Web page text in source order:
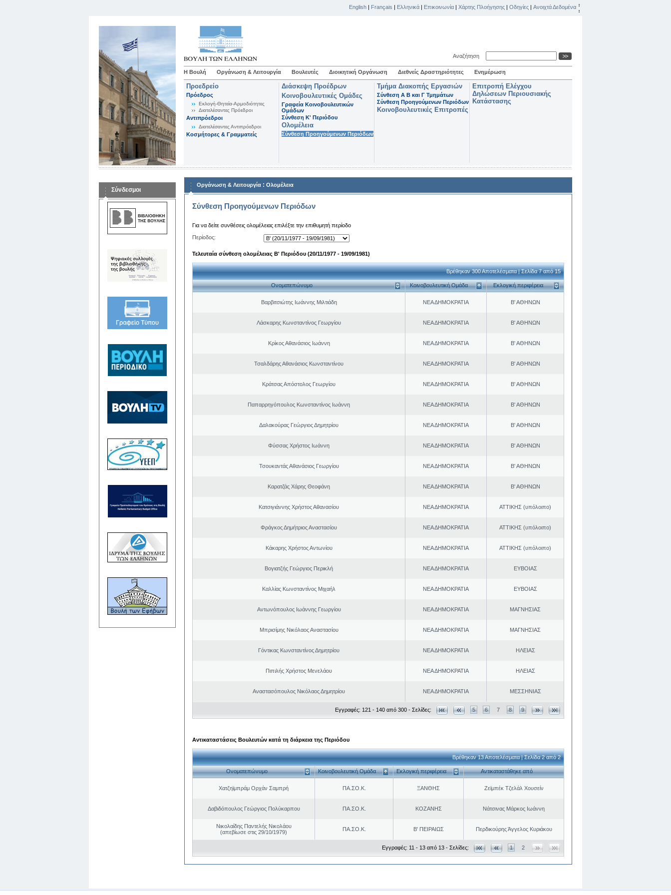
English | Français | Ελληνικά | Επικοινωνία | Χάρτης Πλοήγησης | Οδηγίες | Ανοιχτά Δεδομένα
Αναζήτηση
Η Βουλή Οργάνωση & Λειτουργία Βουλευτές Διοικητική Οργάνωση Διεθνείς Δραστηριότητες Ενημέρωση
Προεδρείο
Πρόεδρος
Εκλογή-Θητεία-Αρμοδιότητες
Διατελέσαντες Πρόεδροι
Αντιπρόεδροι
Διατελέσαντες Αντιπρόεδροι
Κοσμήτορες & Γραμματείς
Διάσκεψη Προέδρων
Κοινοβουλευτικές Ομάδες
Γραφεία Κοινοβουλευτικών
Ομάδων
Σύνθεση K' Περιόδου
Ολομέλεια
Σύνθεση Προηγούμενων Περιόδων
Τμήμα Διακοπής Εργασιών
Σύνθεση Α Β και Γ Τμημάτων
Σύνθεση Προηγούμενων Περιόδων
Κοινοβουλευτικές Επιτροπές
Επιτροπή Ελέγχου
Δηλώσεων Περιουσιακής
Κατάστασης
Σύνδεσμοι
Οργάνωση & Λειτουργία : Ολομέλεια
Σύνθεση Προηγούμενων Περιόδων
Για να δείτε συνθέσεις ολομέλειας επιλέξτε την επιθυμητή περίοδο
Περίοδος:
Τελευταία σύνθεση ολομέλειας Β' Περιόδου (20/11/1977 - 19/09/1981)
Βρέθηκαν 300 Αποτελέσματα | Σελίδα 7 από 15
Ονοματεπώνυμο Κοινοβουλευτική Ομάδα Εκλογική περιφέρεια
Βαρβιτσιώτης Ιωάννης Μιλτιάδη ΝΕΑ ΔΗΜΟΚΡΑΤΙΑ Β' ΑΘΗΝΩΝ
Λάσκαρης Κωνσταντίνος Γεωργίου ΝΕΑ ΔΗΜΟΚΡΑΤΙΑ Β' ΑΘΗΝΩΝ
Κρίκος Αθανάσιος Ιωάννη ΝΕΑ ΔΗΜΟΚΡΑΤΙΑ Β' ΑΘΗΝΩΝ
Τσαλδάρης Αθανάσιος Κωνσταντίνου ΝΕΑ ΔΗΜΟΚΡΑΤΙΑ Β' ΑΘΗΝΩΝ
Κράτσας Απόστολος Γεωργίου ΝΕΑ ΔΗΜΟΚΡΑΤΙΑ Β' ΑΘΗΝΩΝ
Παπαρρηγόπουλος Κωνσταντίνος Ιωάννη ΝΕΑ ΔΗΜΟΚΡΑΤΙΑ Β' ΑΘΗΝΩΝ
Δαλακούρας Γεώργιος Δημητρίου ΝΕΑ ΔΗΜΟΚΡΑΤΙΑ Β' ΑΘΗΝΩΝ
Φύσσας Χρήστος Ιωάννη ΝΕΑ ΔΗΜΟΚΡΑΤΙΑ Β' ΑΘΗΝΩΝ
Τσουκαντάς Αθανάσιος Γεωργίου ΝΕΑ ΔΗΜΟΚΡΑΤΙΑ Β' ΑΘΗΝΩΝ
Καρατζάς Χάρης Θεοφάνη ΝΕΑ ΔΗΜΟΚΡΑΤΙΑ Β' ΑΘΗΝΩΝ
Κατσιγιάννης Χρήστος Αθανασίου ΝΕΑ ΔΗΜΟΚΡΑΤΙΑ ΑΤΤΙΚΗΣ (υπόλοιπο)
Φράγκος Δημήτριος Αναστασίου ΝΕΑ ΔΗΜΟΚΡΑΤΙΑ ΑΤΤΙΚΗΣ (υπόλοιπο)
Κάκαρης Χρήστος Αντωνίου ΝΕΑ ΔΗΜΟΚΡΑΤΙΑ ΑΤΤΙΚΗΣ (υπόλοιπο)
Βογιατζής Γεώργιος Περικλή ΝΕΑ ΔΗΜΟΚΡΑΤΙΑ ΕΥΒΟΙΑΣ
Καλλίας Κωνσταντίνος Μιχαήλ ΝΕΑ ΔΗΜΟΚΡΑΤΙΑ ΕΥΒΟΙΑΣ
Αντωνόπουλος Ιωάννης Γεωργίου ΝΕΑ ΔΗΜΟΚΡΑΤΙΑ ΜΑΓΝΗΣΙΑΣ
Μπρισίμης Νικόλαος Αναστασίου ΝΕΑ ΔΗΜΟΚΡΑΤΙΑ ΜΑΓΝΗΣΙΑΣ
Γόντικας Κωνσταντίνος Δημητρίου ΝΕΑ ΔΗΜΟΚΡΑΤΙΑ ΗΛΕΙΑΣ
Πιπιλής Χρήστος Μενελάου ΝΕΑ ΔΗΜΟΚΡΑΤΙΑ ΗΛΕΙΑΣ
Αναστασόπουλος Νικόλαος Δημητρίου ΝΕΑ ΔΗΜΟΚΡΑΤΙΑ ΜΕΣΣΗΝΙΑΣ
Εγγραφές: 121 - 140 από 300 - Σελίδες: 5 6 7 8 9
Αντικαταστάσεις Βουλευτών κατά τη διάρκεια της Περιόδου
Βρέθηκαν 13 Αποτελέσματα | Σελίδα 2 από 2
Ονοματεπώνυμο Κοινοβουλευτική Ομάδα Εκλογική περιφέρεια Αντικαταστάθηκε από
Χατζηϊμπράμ Ορχάν Σαμπρή ΠΑ.ΣΟ.Κ. ΞΑΝΘΗΣ Ζεϊμπέκ Τζελάλ Χουσείν
Δαβιδόπουλος Γεώργιος Πολύκαρπου ΠΑ.ΣΟ.Κ. ΚΟΖΑΝΗΣ Νάτσινας Μάρκος Ιωάννη
Νικολαίδης Παντελής Νικολάου
(απεβίωσε στις 29/10/1979)
ΠΑ.ΣΟ.Κ. Β' ΠΕΙΡΑΙΩΣ Περδικούρης Άγγελος Κυριάκου
Εγγραφές: 11 - 13 από 13 - Σελίδες: 1 2